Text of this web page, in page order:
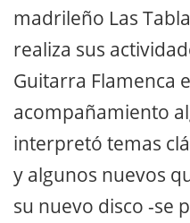
madrileño Las
realiza sus
Guitarra Flamenca
acompañamiento
interpretó temas
y algunos nuevos
su nuevo disco -se